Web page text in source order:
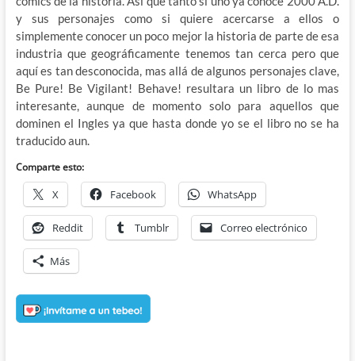
y sus personajes como si quiere acercarse a ellos o
simplemente conocer un poco mejor la historia de parte de esa
industria que geográficamente tenemos tan cerca pero que
aquí es tan desconocida, mas allá de algunos personajes clave,
Be Pure! Be Vigilant! Behave! resultara un libro de lo mas
interesante, aunque de momento solo para aquellos que
dominen el Ingles ya que hasta donde yo se el libro no se ha
traducido aun.
Comparte esto:
X Facebook WhatsApp
Reddit Tumblr Correo electrónico
Más